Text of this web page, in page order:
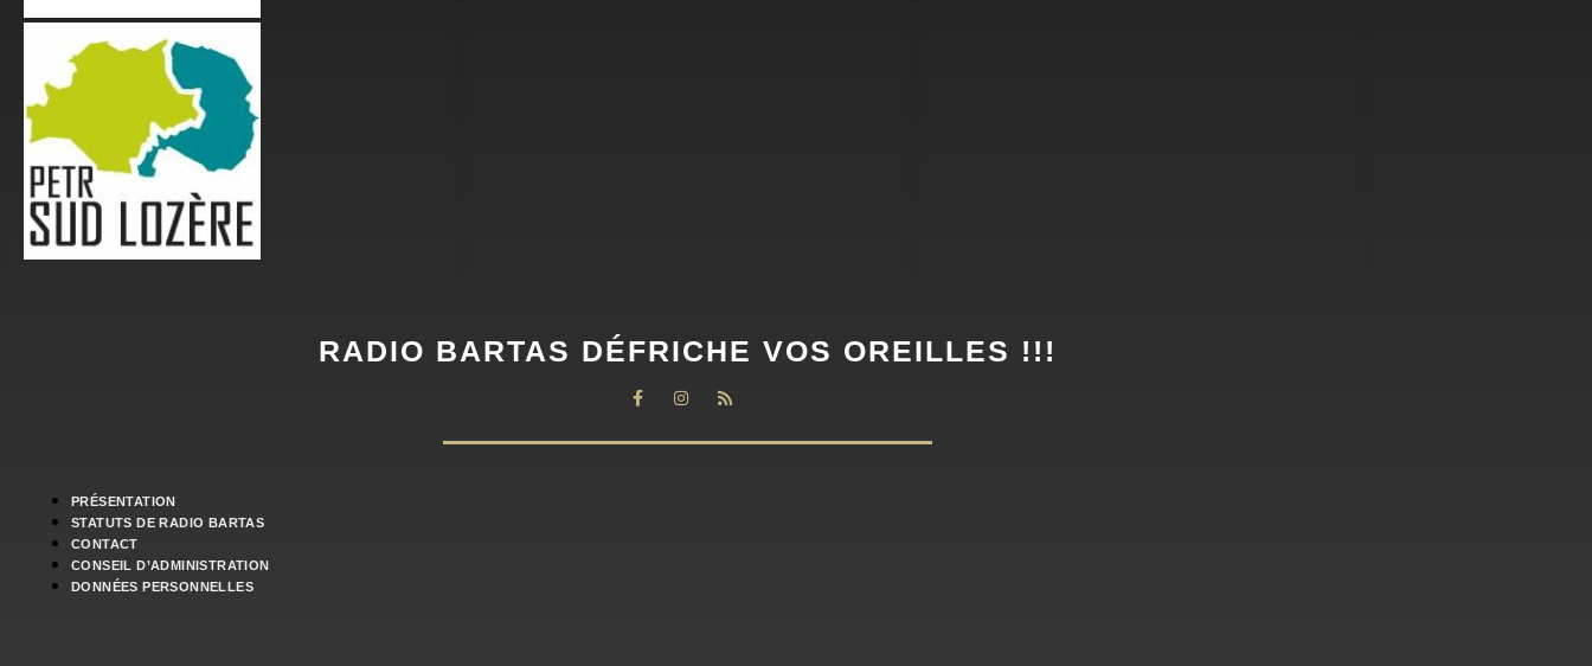
RADIO BARTAS DÉFRICHE VOS OREILLES !!!
PRÉSENTATION
STATUTS DE RADIO BARTAS
CONTACT
CONSEIL D’ADMINISTRATION
DONNÉES PERSONNELLES